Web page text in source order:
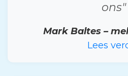
ons"
Mark Baltes –
Lees